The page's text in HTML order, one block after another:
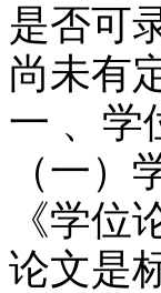
是否可
尚未有
一 、学
（一）
《学
论文是